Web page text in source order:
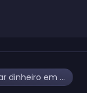
Top 14 formas de ganhar dinheiro em casa sem investimento em 2026